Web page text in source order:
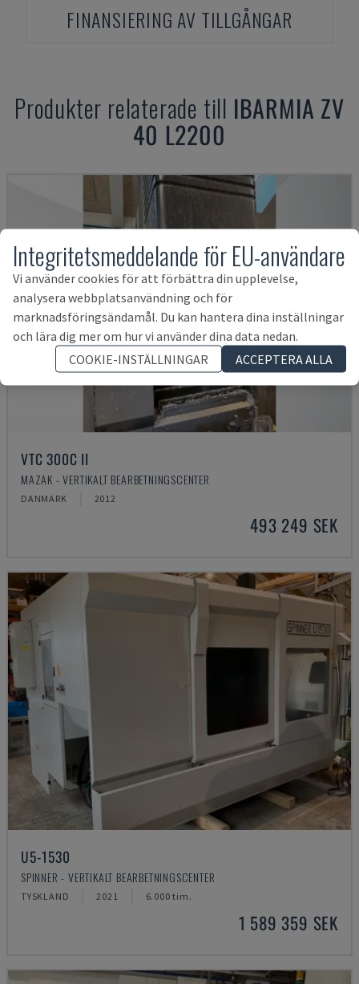
FINANSIERING AV TILLGÅNGAR
Produkter relaterade till IBARMIA ZV
40 L2200
VTC 300C II
MAZAK - VERTIKALT BEARBETNINGSCENTER
DANMARK 2012
493 249 SEK
U5-1530
SPINNER - VERTIKALT BEARBETNINGSCENTER
TYSKLAND 2021 6.000 tim.
1 589 359 SEK
Integritetsmeddelande för EU-användare
Vi använder cookies för att förbättra din upplevelse,
analysera webbplatsanvändning och för
marknadsföringsändamål. Du kan hantera dina inställningar
och lära dig mer om hur vi använder dina data nedan.
COOKIE-INSTÄLLNINGAR
ACCEPTERA ALLA